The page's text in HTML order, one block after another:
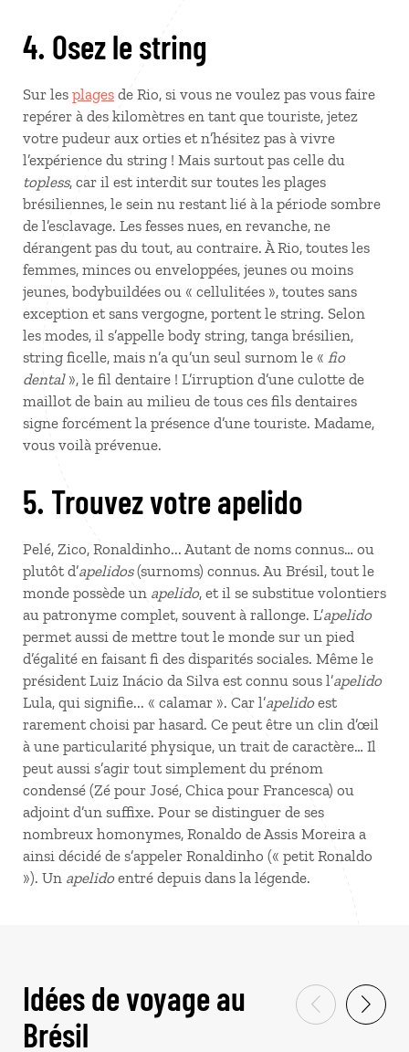
4. Osez le string
Sur les plages de Rio, si vous ne voulez pas vous faire
repérer à des kilomètres en tant que touriste, jetez
votre pudeur aux orties et n’hésitez pas à vivre
l’expérience du string ! Mais surtout pas celle du
topless, car il est interdit sur toutes les plages
brésiliennes, le sein nu restant lié à la période sombre
de l’esclavage. Les fesses nues, en revanche, ne
dérangent pas du tout, au contraire. À Rio, toutes les
femmes, minces ou enveloppées, jeunes ou moins
jeunes, bodybuildées ou « cellulitées », toutes sans
exception et sans vergogne, portent le string. Selon
les modes, il s’appelle body string, tanga brésilien,
string ficelle, mais n’a qu’un seul surnom le « fio
dental», le fil dentaire ! L’irruption d’une culotte de
maillot de bain au milieu de tous ces fils dentaires
signe forcément la présence d’une touriste. Madame,
vous voilà prévenue.
5. Trouvez votre apelido
Pelé, Zico, Ronaldinho... Autant de noms connus… ou
plutôt d’apelidos(surnoms) connus. Au Brésil, tout le
monde possède un apelido, et il se substitue volontiers
au patronyme complet, souvent à rallonge. L’apelido
permet aussi de mettre tout le monde sur un pied
d’égalité en faisant fi des disparités sociales. Même le
président Luiz Inácio da Silva est connu sous l’apelido
Lula, qui signifie... « calamar ». Car l’apelidoest
rarement choisi par hasard. Ce peut être un clin d’œil
à une particularité physique, un trait de caractère… Il
peut aussi s’agir tout simplement du prénom
condensé (Zé pour José, Chica pour Francesca) ou
adjoint d’un suffixe. Pour se distinguer de ses
nombreux homonymes, Ronaldo de Assis Moreira a
ainsi décidé de s’appeler Ronaldinho (« petit Ronaldo
»). Un apelidoentré depuis dans la légende.
Idées de voyage au
Brésil